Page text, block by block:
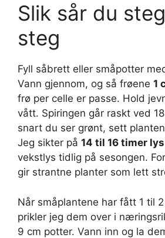
Slik sår du
steg
Fyll såbrett eller småpotter
Vann gjennom, og så frøene 1
frø per celle er passe. Hold
vått. Spiringen går raskt ved
snart du ser grønt, sett
Jeg sikter på 14 til 16 timer lys
vekstlys tidlig på sesongen.
gir strantne planter som lett
Når småplantene har fått 1 til
prikler jeg dem over i
9 cm potter. Vann inn og la